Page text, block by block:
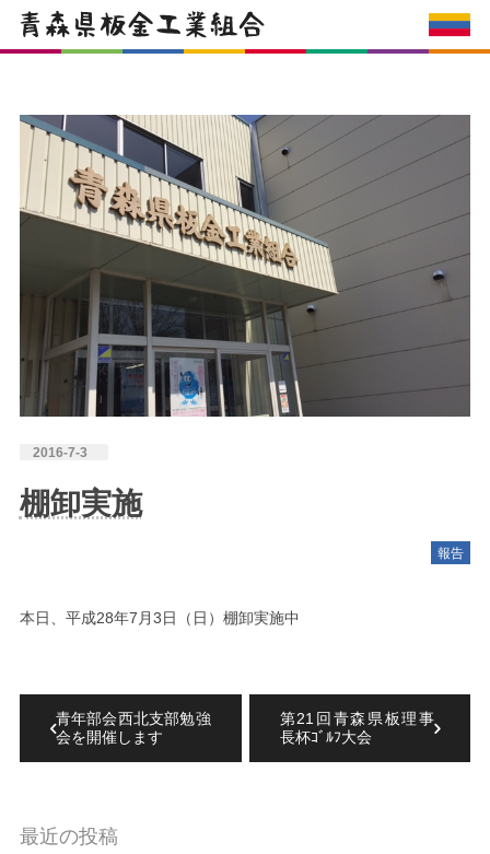
2016-7-3
棚卸実施
報告
本日、平成28年7月3日（日）棚卸実施中
青年部会西北支部勉強
会を開催します
第21回青森県板理事
長杯ｺﾞﾙﾌ大会
最近の投稿